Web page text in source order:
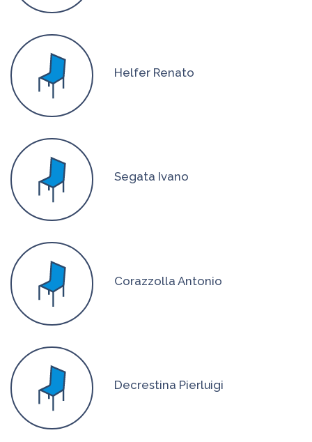
Helfer Renato
Segata Ivano
Corazzolla Antonio
Decrestina Pierluigi